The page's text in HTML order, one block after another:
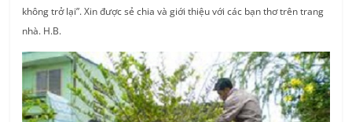
không trở lại”.Xin được sẻ chia và giới thiệu với các bạn thơ trên trang
nhà. H.B.